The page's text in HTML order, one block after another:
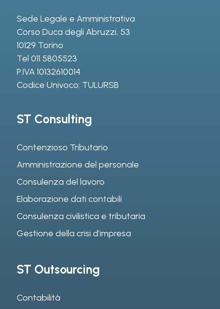
Sede Legale e Amministrativa
Corso Duca degli Abruzzi, 53
10129 Torino
Tel 011 5805523
P.IVA 10132610014
Codice Univoco: TULURSB
ST Consulting
Contenzioso Tributario
Amministrazione del personale
Consulenza del lavoro
Elaborazione dati contabili
Consulenza civilistica e tributaria
Gestione della crisi d’impresa
ST Outsourcing
Contabilità